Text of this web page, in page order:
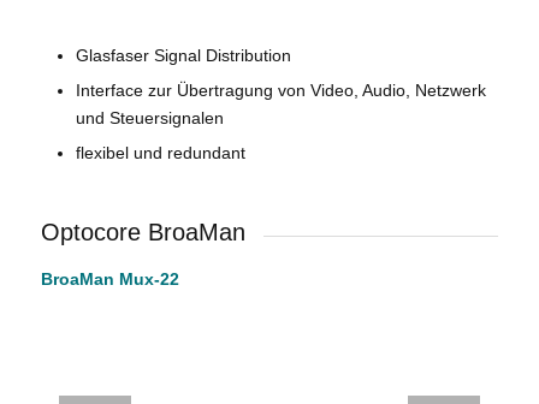
Glasfaser Signal Distribution
Interface zur Übertragung von Video, Audio, Netzwerk
und Steuersignalen
flexibel und redundant
Optocore BroaMan
BroaMan Mux-22